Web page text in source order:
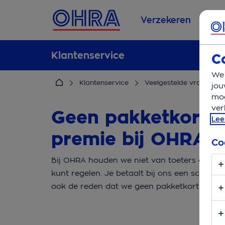
Verzekeren
Klantenservice
Klantenservice Veelgestelde vragen
Geen
premie bij OHRA
Bij OHRA houden we niet van toeters en
kunt regelen. Je betaalt bij ons een
ook de reden dat we geen pakketkorting